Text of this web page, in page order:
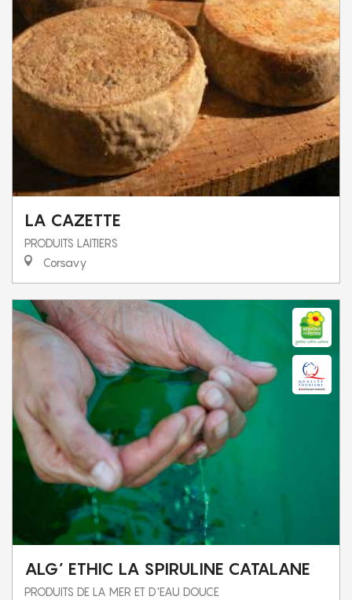
LA CAZETTE
PRODUITS LAITIERS
Corsavy
ALG’ ETHIC LA SPIRULINE CATALANE
PRODUITS DE LA MER ET D'EAU DOUCE